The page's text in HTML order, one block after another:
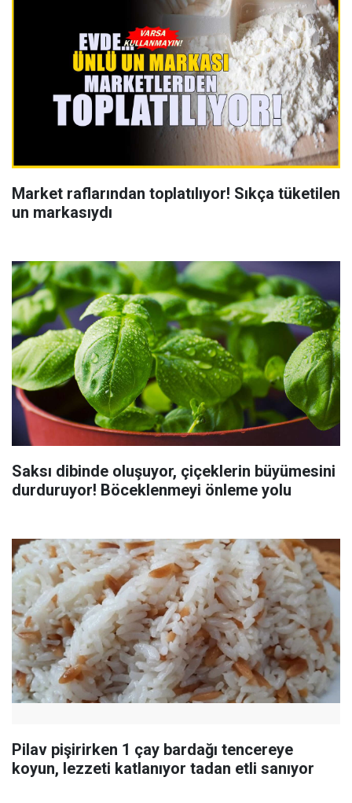
Market raflarından toplatılıyor! Sıkça tüketilen
un markasıydı
Saksı dibinde oluşuyor, çiçeklerin büyümesini
durduruyor! Böceklenmeyi önleme yolu
Pilav pişirirken 1 çay bardağı tencereye
koyun, lezzeti katlanıyor tadan etli sanıyor